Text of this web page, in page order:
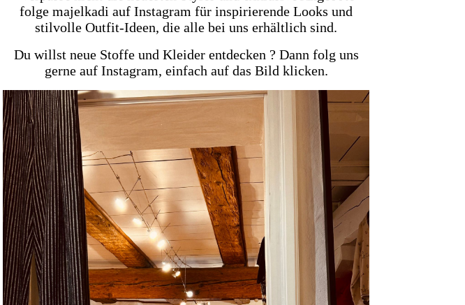
folge majelkadi auf Instagram für inspirierende Looks und
stilvolle Outfit-Ideen, die alle bei uns erhältlich sind.
Du willst neue Stoffe und Kleider entdecken ? Dann folg uns
gerne auf Instagram, einfach auf das Bild klicken.